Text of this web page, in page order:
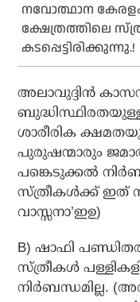
നവോത്ഥാന
ക്ഷേത്രത്തിലെ
കടപ്പെട്ടിരിക്കുന്നു.!
അലാവുദ്ദിന്‍
ശാരീരിക
പുരുഷന്മാരും
പങ്കെടുക്കല്‍
സ്ത്രീകള്‍ക്ക് ഇത്
വാസ്സനാ’ഇഉ)
B) ഷാഫി
സ്ത്രീകള്‍
നിര്‍ബന്ധമില്ല.